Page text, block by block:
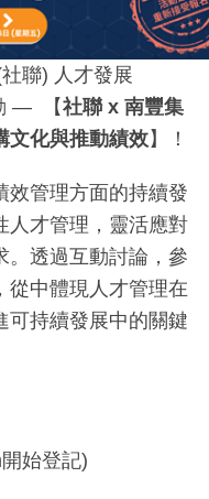
聯) 人才發展
— 【社聯 x 南豐集
文化與推動績效】！
效管理方面的持續發
人才管理，靈活應對
。透過互動討論，參
從中體現人才管理在
可持續發展中的關鍵
始登記)